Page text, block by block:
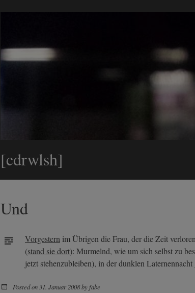
[cdrwlsh]
Und
Vorgestern im Übrigen die Frau, der die Zeit
(stand sie dort): Murmelnd, wie um sich selbst zu
jetzt stehenzubleiben), in der dunklen
Posted on 31. Januar 2008by fabe